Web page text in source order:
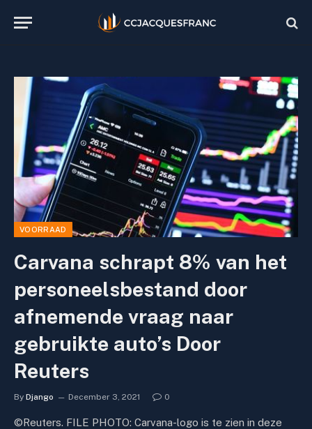
VOORRAAD
Carvana schrapt 8% van het
personeelsbestand door
afnemende vraag naar
gebruikte auto’s Door
Reuters
By Django December 3, 2021 0
©Reuters. FILE PHOTO: Carvana-logo is te zien in deze